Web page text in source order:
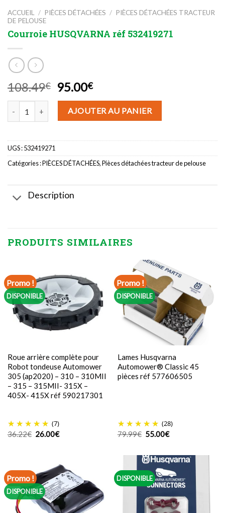
ACCUEIL / PIÈCES DÉTACHÉES / PIÈCES DÉTACHÉES TRACTEUR
DE PELOUSE
Courroie HUSQVARNA réf 532419271
108.49€
Le
prix
initial
était :
95.00€Le
prix
actuel
est :
AJOUTER AU PANIER
UGS :532419271
Catégories :PIÈCES DÉTACHÉES,Pièces détachées tracteur de pelouse
Description
PRODUITS SIMILAIRES
Promo !
DISPONIBLE
Roue arrière complète pour
Robot tondeuse Automower
305 (ap2020) – 310 – 310MII
– 315 – 315MII- 315X –
405X- 415X réf 590217301
(7)
36.22€ Le
prix
26.00€Le
prix
Promo !
DISPONIBLE
Lames Husqvarna
Automower® Classic 45
pièces réf 577606505
(28)
79.99€ Le
prix
79.99€.
55.00€Le
prix
55.00€.
Promo !
DISPONIBLE
DISPONIBLE